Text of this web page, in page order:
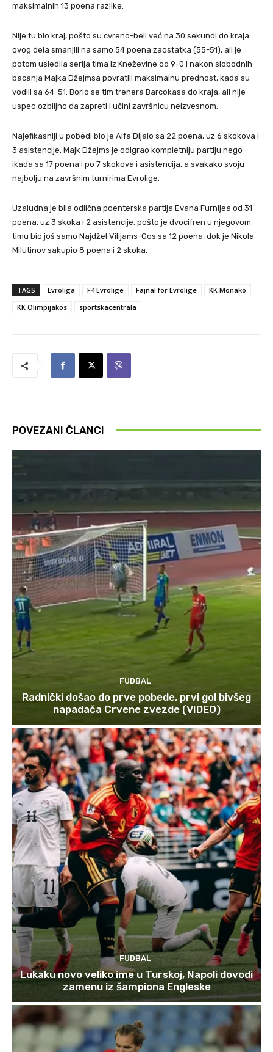
maksimalnih 13 poena razlike.
Nije tu bio kraj, pošto su cvreno-beli već na 30 sekundi do kraja
ovog dela smanjili na samo 54 poena zaostatka (55-51), ali je
potom usledila serija tima iz Kneževine od 9-0 i nakon slobodnih
bacanja Majka Džejmsa povratili maksimalnu prednost, kada su
vodili sa 64-51. Borio se tim trenera Barcokasa do kraja, ali nije
uspeo ozbiljno da zapreti i učini završnicu neizvesnom.
Najefikasniji u pobedi bio je Alfa Dijalo sa 22 poena, uz 6 skokova i
3 asistencije. Majk Džejms je odigrao kompletniju partiju nego
ikada sa 17 poena i po 7 skokova i asistencija, a svakako svoju
najbolju na završnim turnirima Evrolige.
Uzaludna je bila odlična poenterska partija Evana Furnijea od 31
poena, uz 3 skoka i 2 asistencije, pošto je dvocifren u njegovom
timu bio još samo Najdžel Vilijams-Gos sa 12 poena, dok je Nikola
Milutinov sakupio 8 poena i 2 skoka.
TAGS Evroliga F4 Evrolige Fajnal for Evrolige
KK Monako
KK Olimpijakos
sportskacentrala
POVEZANI ČLANCI
FUDBAL
Radnički došao do prve pobede, prvi gol bivšeg
napadača Crvene zvezde (VIDEO)
FUDBAL
Lukaku novo veliko ime u Turskoj, Napoli dovodi
zamenu iz šampiona Engleske